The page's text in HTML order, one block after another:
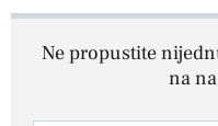
Ne propustite
na